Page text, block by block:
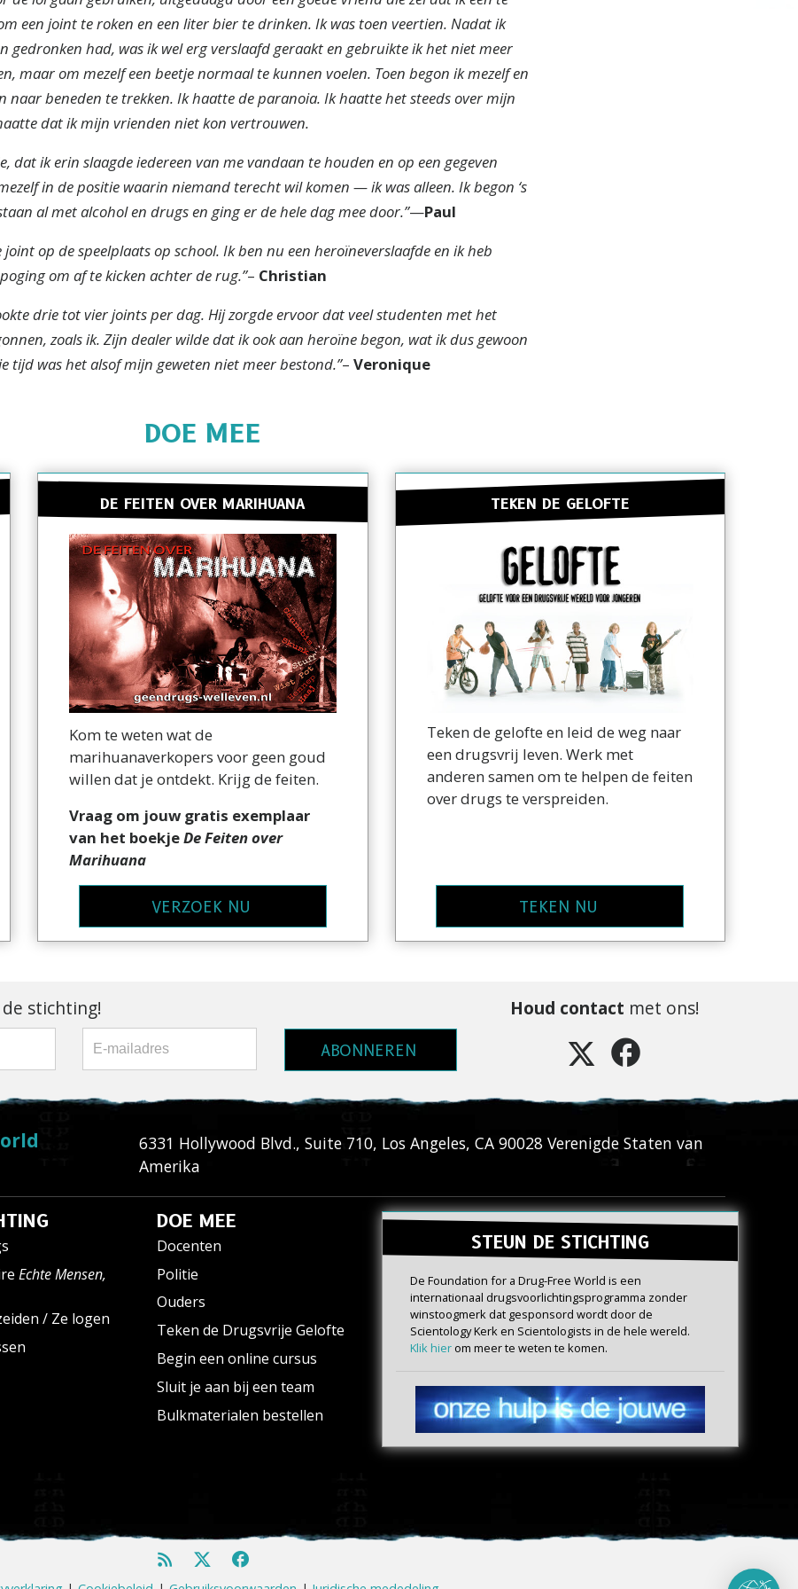
een joint te roken en een liter bier te drinken. Ik was toen veertien. Nadat ik
gedronken had, was ik wel erg verslaafd geraakt en gebruikte ik het niet meer
maar om mezelf een beetje normaal te kunnen voelen. Toen begon ik mezelf en
naar beneden te trekken. Ik haatte de paranoia. Ik haatte het steeds over mijn
dat ik mijn vrienden niet kon vertrouwen.
dat ik erin slaagde iedereen van me vandaan te houden en op een gegeven
in de positie waarin niemand terecht wil komen — ik was alleen. Ik begon ‘s
al met alcohol en drugs en ging er de hele dag mee door.”—Paul
joint op de speelplaats op school. Ik ben nu een heroïneverslaafde en ik heb
om af te kicken achter de rug.”– Christian
drie tot vier joints per dag. Hij zorgde ervoor dat veel studenten met het
zoals ik. Zijn dealer wilde dat ik ook aan heroïne begon, wat ik dus gewoon
tijd was het alsof mijn geweten niet meer bestond.”– Veronique
DOE MEE
DE FEITEN OVER MARIHUANA
Kom te weten wat de
marihuanaverkopers voor geen goud
willen dat je ontdekt. Krijg de feiten.
Vraag om jouw gratis exemplaar
van het boekjeDe Feiten over
Marihuana
VERZOEK NU
TEKEN DE GELOFTE
Teken de gelofte en leid de weg naar
een drugsvrij leven. Werk met
anderen samen om te helpen de feiten
over drugs te verspreiden.
TEKEN NU
stichting!
ABONNEREN
Houd contact met ons!
6331 Hollywood Blvd., Suite 710, Los Angeles,CA 90028 Verenigde Staten van
Amerika
Echte Mensen,
/ Ze logen
DOE MEE
Docenten
Politie
Ouders
Teken de Drugsvrije Gelofte
Begin een online cursus
Sluit je aan bij een team
Bulkmaterialen bestellen
STEUN DE STICHTING
De Foundation for a Drug-Free World is een
internationaal drugs­voorlichtings­programma zonder
winstoogmerk dat gesponsord wordt door de
Scientology Kerk en Scientologists in de hele wereld.
Klik hierom meer te weten te komen.